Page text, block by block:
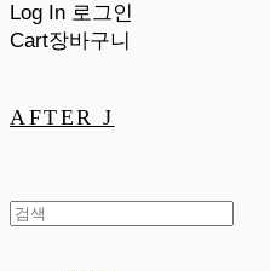
Log In 로그인
Cart장바구니
AFTER J